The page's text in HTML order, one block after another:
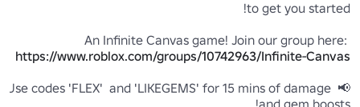
https://www.roblox.com/groups/10742963/Infinite-Canvas
📢 Use codes 'FLEX'  and 'LIKEGEMS' for 15 mins of damage